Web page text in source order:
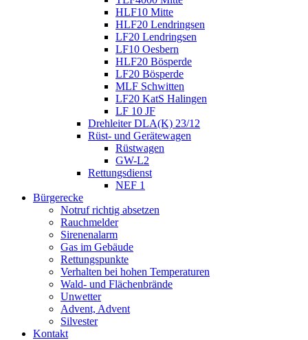
HLF10 Mitte
HLF20 Lendringsen
LF20 Lendringsen
LF10 Oesbern
HLF20 Bösperde
LF20 Bösperde
MLF Schwitten
LF20 KatS Halingen
LF 10 JF
Drehleiter DLA(K) 23/12
Rüst- und Gerätewagen
Rüstwagen
GW-L2
Rettungsdienst
NEF 1
Bürgerecke
Notruf richtig absetzen
Rauchmelder
Sirenenalarm
Gas im Gebäude
Rettungspunkte
Verhalten bei hohen Temperaturen
Wald- und Flächenbrände
Unwetter
Advent, Advent
Silvester
Kontakt